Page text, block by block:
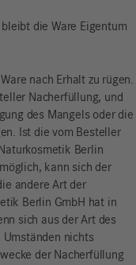
die Ware Eigentum
nach Erhalt zu rügen.
Nacherfüllung, und
des Mangels oder die
Ist die vom Besteller
Berlin
kann sich der
andere Art der
Berlin GmbH hat in
sich aus der Art des
Umständen nichts
der Nacherfüllung